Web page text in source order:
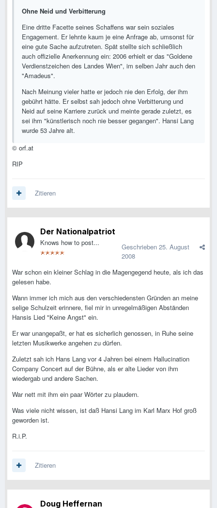
Ohne Neid und Verbitterung
Eine dritte Facette seines Schaffens war sein soziales
Engagement. Er lehnte kaum je eine Anfrage ab, umsonst für
eine gute Sache aufzutreten. Spät stellte sich schließlich
auch offizielle Anerkennung ein: 2006 erhielt er das "Goldene
Verdienstzeichen des Landes Wien", im selben Jahr auch den
"Amadeus".
Nach Meinung vieler hatte er jedoch nie den Erfolg, der ihm
gebührt hätte. Er selbst sah jedoch ohne Verbitterung und
Neid auf seine Karriere zurück und meinte gerade zuletzt, es
sei ihm "künstlerisch noch nie besser gegangen". Hansi Lang
wurde 53 Jahre alt.
© orf.at
RIP
Zitieren
Der Nationalpatriot
Knows how to post... Geschrieben 25. August
2008
War schon ein kleiner Schlag in die Magengegend heute, als ich das
gelesen habe.
Wann immer ich mich aus den verschiedensten Gründen an meine
selige Schulzeit erinnere, fiel mir in unregelmäßigen Abständen
Hansis Lied "Keine Angst" ein.
Er war unangepaßt, er hat es sicherlich genossen, in Ruhe seine
letzten Musikwerke angehen zu dürfen.
Zuletzt sah ich Hans Lang vor 4 Jahren bei einem Hallucination
Company Concert auf der Bühne, als er alte Lieder von ihm
wiedergab und andere Sachen.
War nett mit ihm ein paar Wörter zu plaudern.
Was viele nicht wissen, ist daß Hansi Lang im Karl Marx Hof groß
geworden ist.
R.i.P.
Zitieren
Doug Heffernan